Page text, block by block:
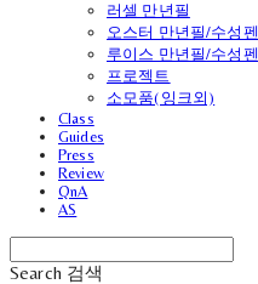
러셀 만년필
오스터 만년필/수성펜
루이스 만년필/수성펜
프로젝트
소모품(잉크외)
Class
Guides
Press
Review
QnA
AS
Search 검색